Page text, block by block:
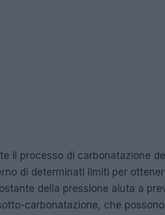
il processo di carbonatazione
di determinati limiti per
della pressione aiuta a
carbonatazione, che